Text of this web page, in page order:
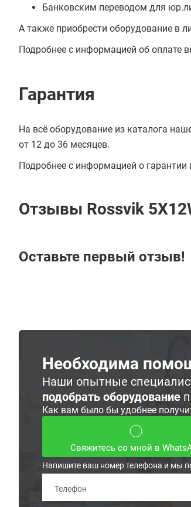
Банковским переводом для
А также приобрести оборудование в
Подробнее с информацией об оплате
Гарантия
На всё оборудование из каталога
от 12 до 36 месяцев.
Подробнее с информацией о
Отзывы Rossvik
Оставьте первый отзыв!
Необходима
Наши опытные
подобрать оборудование
Как вам было бы удобнее
Свяжитесь со мной в
Напишите ваш номер телефона и мы